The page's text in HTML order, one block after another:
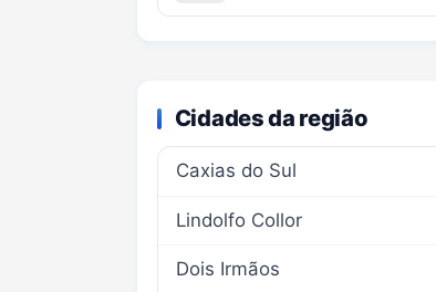
Cidades da região
Caxias do Sul
Lindolfo Collor
Dois Irmãos